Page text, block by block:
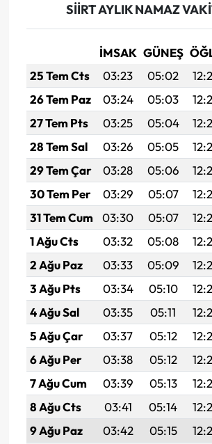
SİİRT AYLIK NAMAZ
İMSAK GÜNEŞ
25 Tem Cts
03:23 05:02
26 Tem Paz
03:24 05:03
27 Tem Pts
03:25 05:04
28 Tem Sal
03:26 05:05
29 Tem Çar
03:28 05:06
30 Tem Per
03:29 05:07
31 Tem Cum
03:30 05:07
1 Ağu Cts
03:32 05:08
2 Ağu Paz
03:33 05:09
3 Ağu Pts
03:34 05:10
4 Ağu Sal
03:35 05:11
5 Ağu Çar
03:37 05:12
6 Ağu Per
03:38 05:12
7 Ağu Cum
03:39 05:13
8 Ağu Cts
03:41 05:14
9 Ağu Paz
03:42 05:15